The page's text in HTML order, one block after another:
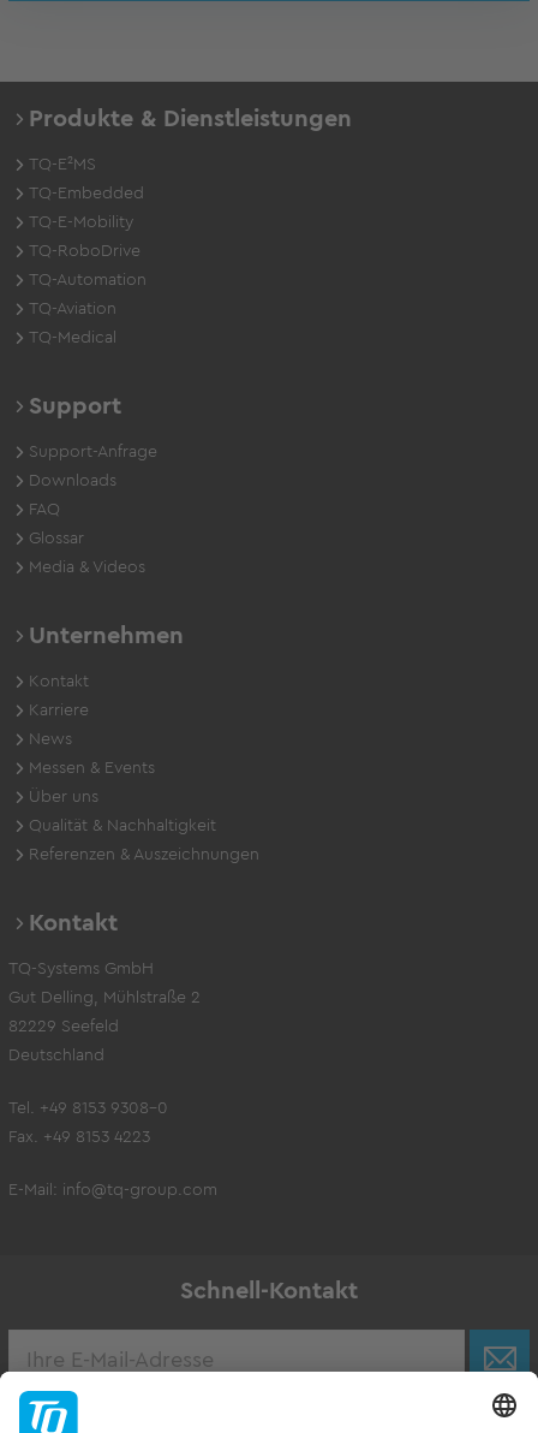
Produkte & Dienstleistungen
TQ-E²MS
TQ-Embedded
TQ-E-Mobility
TQ-RoboDrive
TQ-Automation
TQ-Aviation
TQ-Medical
Support
Support-Anfrage
Downloads
FAQ
Glossar
Media & Videos
Unternehmen
Kontakt
Karriere
News
Messen & Events
Über uns
Qualität & Nachhaltigkeit
Referenzen & Auszeichnungen
Kontakt
TQ-Systems GmbH
Gut Delling, Mühlstraße 2
82229 Seefeld
Deutschland
Tel. +49 8153 9308-0
Fax. +49 8153 4223
E-Mail: info@tq-group.com
Schnell-Kontakt